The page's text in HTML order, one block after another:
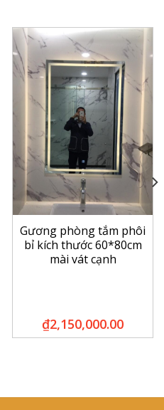
Gương phòng tắm phôi
bỉ kích thước 60*80cm
mài vát cạnh
₫2,150,000.00